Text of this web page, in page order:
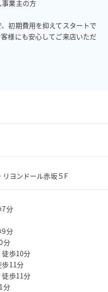
事業主の方
初期費用を抑えてスタートで
様にも安心してご来店いただ
ヨンドール赤坂５F
7分
9分
分
徒歩10分
歩11分
徒歩11分
分